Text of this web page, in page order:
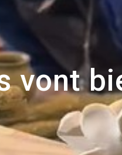
vont